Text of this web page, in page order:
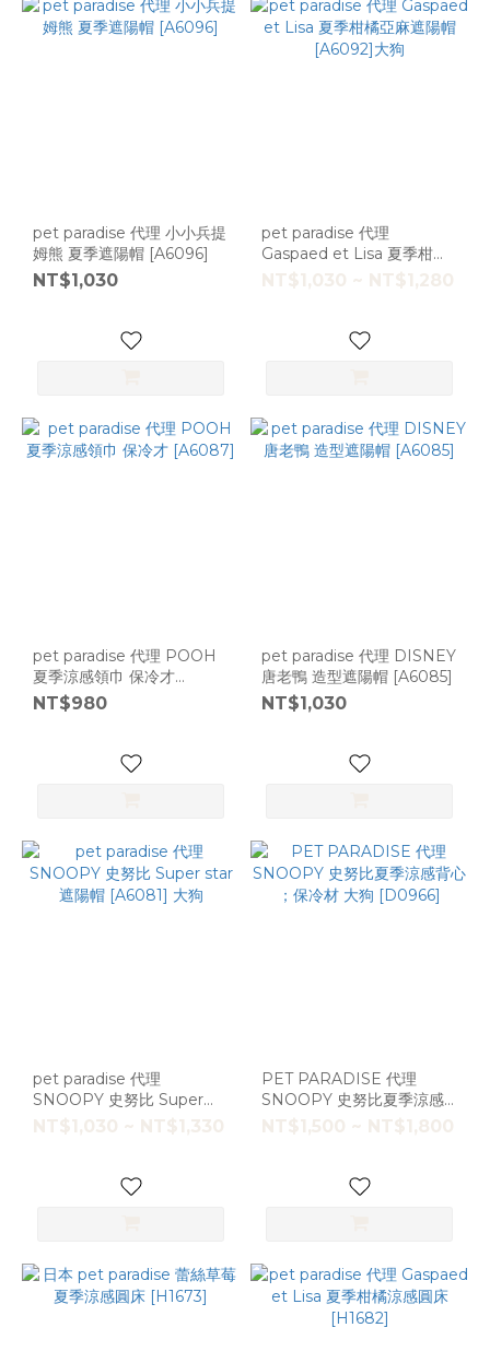
pet paradise 代理 小小兵提
姆熊 夏季遮陽帽 [A6096]
NT$1,030
pet paradise 代理
Gaspaed et Lisa 夏季柑橘
亞麻遮陽帽 [A6092]大狗
NT$1,030 ~ NT$1,280
pet paradise 代理 POOH
夏季涼感領巾 保冷才
[A6087]
NT$980
pet paradise 代理 DISNEY
唐老鴨 造型遮陽帽 [A6085]
NT$1,030
pet paradise 代理
SNOOPY 史努比 Super
star 遮陽帽 [A6081] 大狗
NT$1,030 ~ NT$1,330
PET PARADISE 代理
SNOOPY 史努比夏季涼感
背心 ；保冷材 大狗
[D0966]
NT$1,500 ~ NT$1,800